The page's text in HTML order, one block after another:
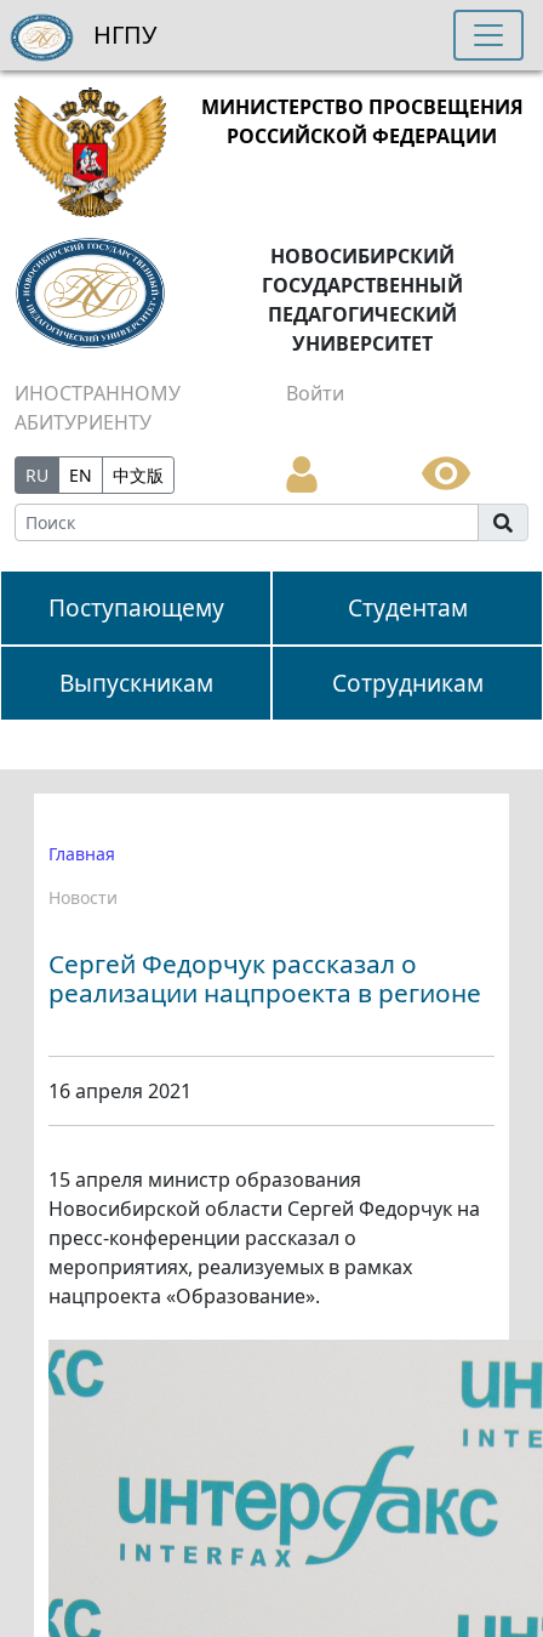
МИНИСТЕРСТВО ПРОСВЕЩЕНИЯ
РОССИЙСКОЙ ФЕДЕРАЦИИ
НОВОСИБИРСКИЙ
ГОСУДАРСТВЕННЫЙ
ПЕДАГОГИЧЕСКИЙ
УНИВЕРСИТЕТ
ИНОСТРАННОМУ
АБИТУРИЕНТУ
Войти
RU EN 中文版
Поступающему Студентам
Выпускникам Сотрудникам
НГПУ
Главная
Новости
Сергей Федорчук рассказал о
реализации нацпроекта в регионе
16 апреля 2021
15 апреля министр образования
Новосибирской области Сергей Федорчук на
пресс-конференции рассказал о
мероприятиях, реализуемых в рамках
нацпроекта «Образование».